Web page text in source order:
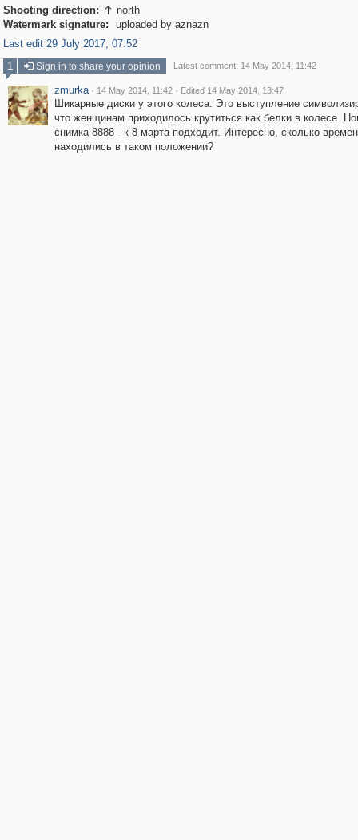
Shooting direction:  north
Watermark signature:
uploaded by aznazn
Last edit 29 July 2017, 07:52
1
Sign in to share your opinion Latest comment: 14 May 2014, 11:42
zmurka · 14 May 2014, 11:42 · Edited 14 May 2014, 13:47
Шикарные диски у этого колеса. Это выступление
что женщинам приходилось крутиться как белки в колесе.
снимка 8888 - к 8 марта подходит. Интересно, сколько
находились в таком положении?